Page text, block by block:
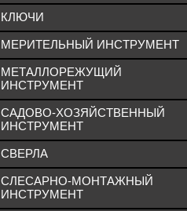
КЛЮЧИ
МЕРИТЕЛЬНЫЙ ИНСТРУМЕНТ
МЕТАЛЛОРЕЖУЩИЙ
ИНСТРУМЕНТ
САДОВО-ХОЗЯЙСТВЕННЫЙ
ИНСТРУМЕНТ
СВЕРЛА
СЛЕСАРНО-МОНТАЖНЫЙ
ИНСТРУМЕНТ